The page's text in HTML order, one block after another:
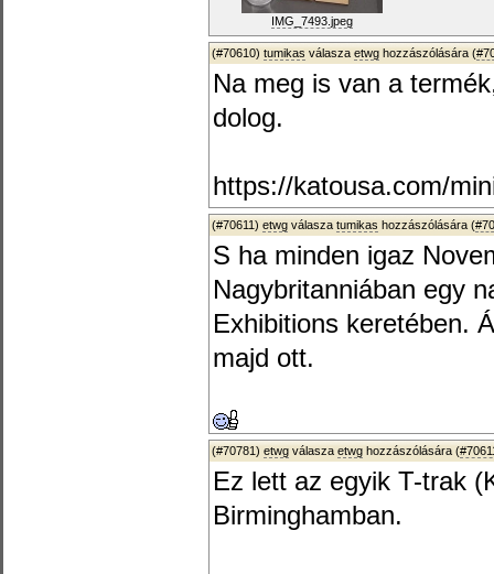
IMG_7493.jpeg
(#70610) tumikas válasza etwg hozzászólására (
Na meg is van a
dolog.
https://katousa.com/
(#70611) etwg válasza tumikas hozzászólására (
S ha minden igaz
Nagybritanniában egy
Exhibitions keretében.
majd ott.
(#70781) etwg válasza etwg hozzászólására (
Ez lett az egyik T-trak
Birminghamban.